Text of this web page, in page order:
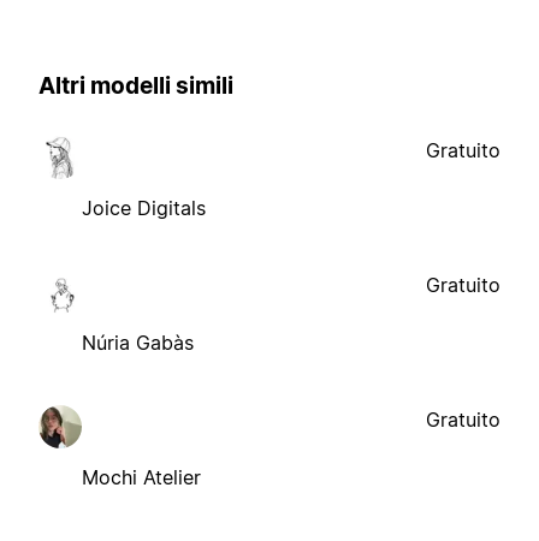
Altri modelli simili
Joice Digitals
Gratuito
Núria Gabàs
Gratuito
Mochi Atelier
Gratuito